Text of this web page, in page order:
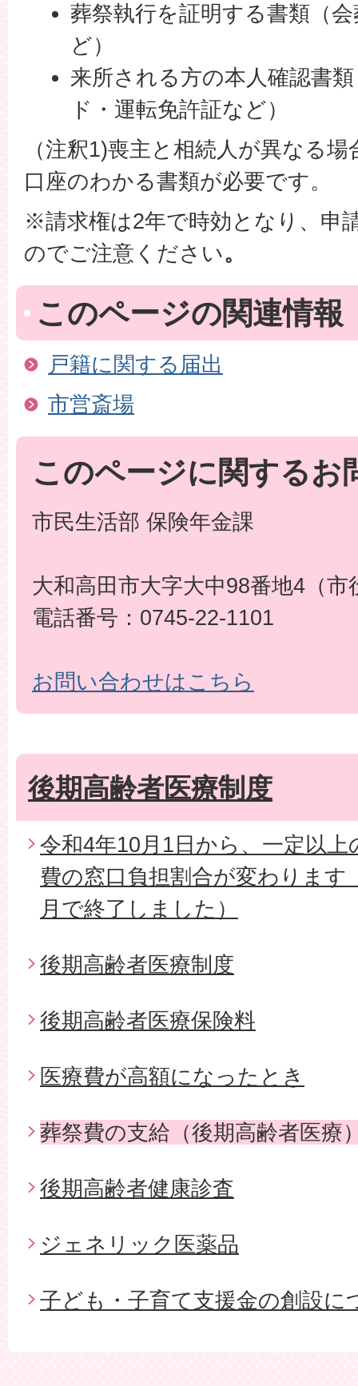
葬祭執行を証明する書類（
ど）
来所される方の本人確認書
ド・運転免許証など）
（注釈1)喪主と相続人が異なる
口座のわかる書類が必要です。
※請求権は2年で時効となり、申
のでご注意ください。
このページの関連情報
戸籍に関する届出
市営斎場
このページに関するお
市民生活部 保険年金課
大和高田市大字大中98番地4（市
電話番号：0745-22-1101
お問い合わせはこちら
後期高齢者医療制度
令和4年10月1日から、一定以
費の窓口負担割合が変わります
月で終了しました）
後期高齢者医療制度
後期高齢者医療保険料
医療費が高額になったとき
葬祭費の支給（後期高齢者医療
後期高齢者健康診査
ジェネリック医薬品
子ども・子育て支援金の創設に